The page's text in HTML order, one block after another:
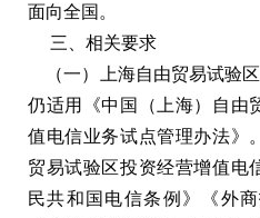
面向全国。
三、相关要求
（一）上海自由贸易试验区
仍适用《中国（上海）自由
值电信业务试点管理办法》
贸易试验区投资经营增值电
民共和国电信条例》《外